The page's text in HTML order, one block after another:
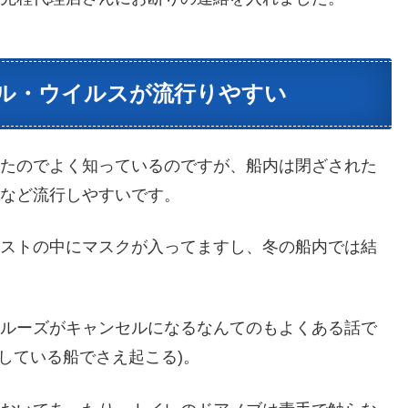
・ウイルスが流行りやすい
のでよく知っているのですが、船内は閉ざされた
ど流行しやすいです。
トの中にマスクが入ってますし、冬の船内では結
ーズがキャンセルになるなんてのもよくある話で
ている船でさえ起こる)。